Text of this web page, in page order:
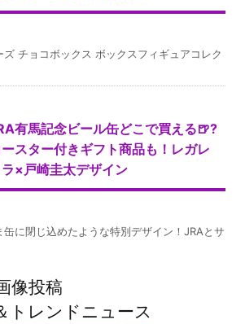
ズ チョコボックス ボックスフィギュアコレク
有馬記念ビール缶どこで買える🍺?
ースター付きギフト商品も！レガレ
×戸崎圭太デザイン
に閉じ込めたような特別デザイン！JRAとサ
像投稿
トレンドニュース